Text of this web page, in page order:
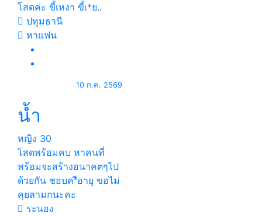
โสดค่ะ ขี้เหงา ขี้เ*ย..
ปทุมธานี
หาแฟน
10 ก.ค. 2569
น้ำ
หญิง 30
โสดพร้อมคบ หาคนที่
พร้อมจะสร้างอนาคตๆไป
ด้วยกัน ชอบค*ีอายุ ขอไม่
คุยลามกนะคะ
ระนอง